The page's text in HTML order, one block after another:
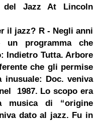
Jazz At Lincoln
il jazz? R - Negli anni
un programma che
Indietro Tutta. Arbore
che gli permise
Doc. veniva
1987. Lo scopo era
musica di “origine
dato al jazz. Fu in